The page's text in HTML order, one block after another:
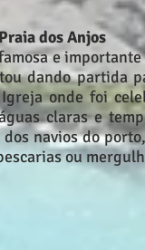
Praia dos Anjos
e
dando partida
onde foi
claras e
navios do
ou